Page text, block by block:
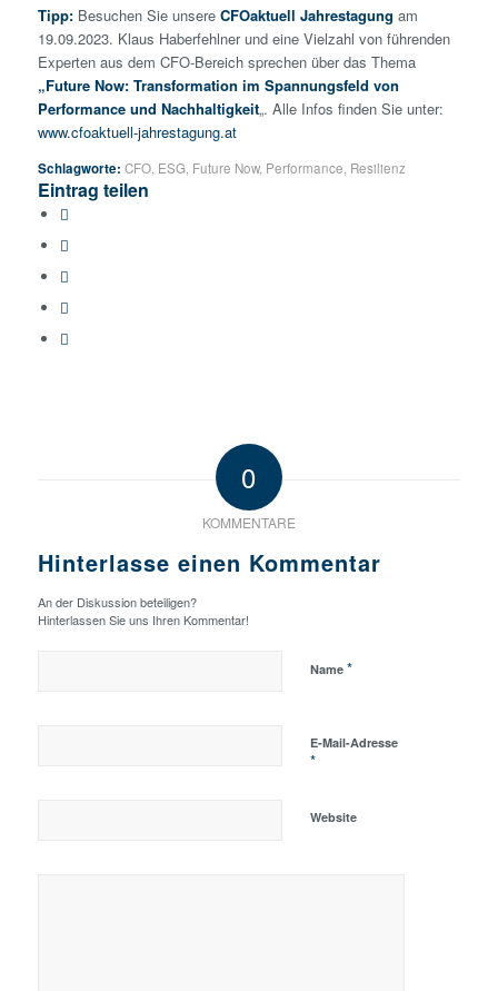
Tipp:Besuchen Sie unsere CFOaktuell Jahrestagung am
19.09.2023. Klaus Haberfehlner und eine Vielzahl von führenden
Experten aus dem CFO-Bereich sprechen über das Thema
„Future Now: Transformation im Spannungsfeld von
Performance und Nachhaltigkeit„. Alle Infos finden Sie unter:
www.cfoaktuell-jahrestagung.at
Schlagworte: CFO, ESG, Future Now, Performance, Resilienz
Eintrag teilen
0
KOMMENTARE
Hinterlasse einen Kommentar
An der Diskussion beteiligen?
Hinterlassen Sie uns Ihren Kommentar!
Name *
E-Mail-Adresse
*
Website